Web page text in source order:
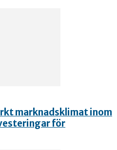
marknadsklimat inom
för